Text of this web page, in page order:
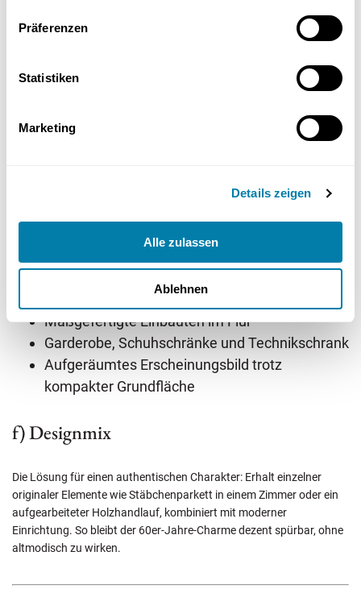
Präferenzen
Statistiken
Marketing
Details zeigen
Alle zulassen
Ablehnen
Einbauspots im Flur und im Bad
Pendelleuchten über Esstisch und Kochinsel
Installation komplett durch Schramm Elektro
e) Aufbewahrung
Maßgefertigte Einbauten im Flur
Garderobe, Schuhschränke und Technikschrank
Aufgeräumtes Erscheinungsbild trotz
kompakter Grundfläche
f) Designmix
Die Lösung für einen authentischen Charakter: Erhalt einzelner
originaler Elemente wie Stäbchenparkett in einem Zimmer oder ein
aufgearbeiteter Holzhandlauf, kombiniert mit moderner
Einrichtung. So bleibt der 60er-Jahre-Charme dezent spürbar, ohne
altmodisch zu wirken.